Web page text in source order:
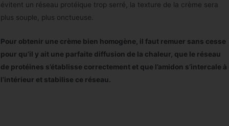
évitent un réseau protéique trop serré, la texture de la crème sera
plus souple, plus onctueuse.
Pour obtenir une crème bien homogène, il faut remuer sans cesse
pour qu’il y ait une parfaite diffusion de la chaleur, que le réseau
de protéines s’établisse correctement et que l’amidon s’intercale à
l’intérieur et stabilise ce réseau.